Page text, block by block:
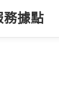
務據點